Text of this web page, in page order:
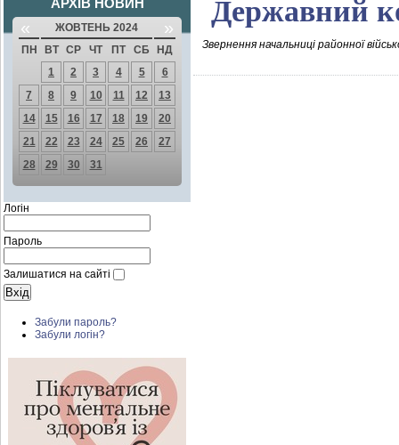
АРХІВ НОВИН
« ЖОВТЕНЬ 2024 »
ПН ВТ СР ЧТ ПТ СБ
НД
1
2 3 4 5
6
7
8 9 10 11 12
13
14
15 16 17 18 19
20
21
22 23 24 25 26
27
28
29 30 31
Логін
Пароль
Залишатися на сайті
Забули пароль?
Забули логін?
Державний
Звернення начальниці районної